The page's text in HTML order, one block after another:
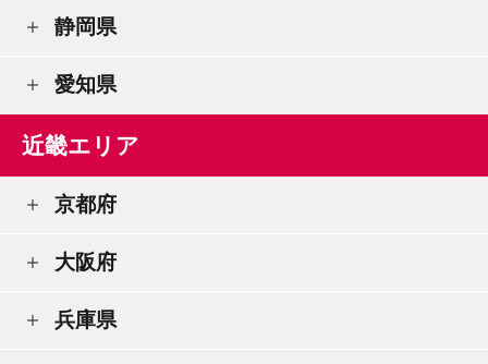
静岡県
愛知県
近畿エリア
京都府
大阪府
兵庫県